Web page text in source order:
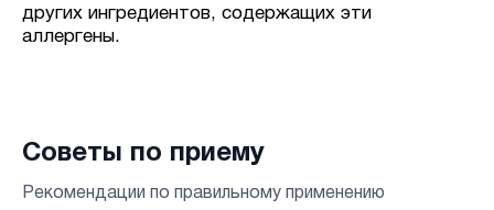
других ингредиентов, содержащих эти
аллергены.
Советы по приему
Рекомендации по правильному применению